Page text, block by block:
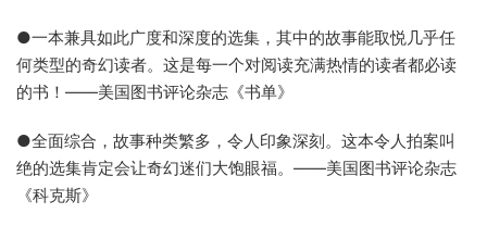
●一本兼具如此广度和深度的选集，其中的故事能取悦几乎任
何类型的奇幻读者。这是每一个对阅读充满热情的读者都必读
的书！——美国图书评论杂志《书单》
●全面综合，故事种类繁多，令人印象深刻。这本令人拍案叫
绝的选集肯定会让奇幻迷们大饱眼福。——美国图书评论杂志
《科克斯》